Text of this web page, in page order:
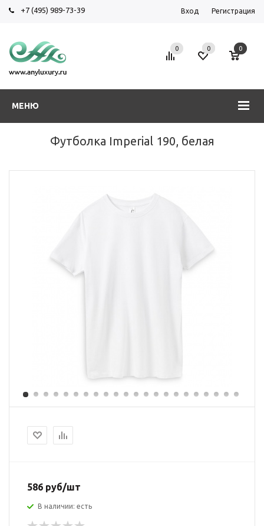
+7 (495) 989-73-39 Вход Регистрация
МЕНЮ
0 0 0
Футболка Imperial 190, белая
586 руб/шт
В наличии: есть